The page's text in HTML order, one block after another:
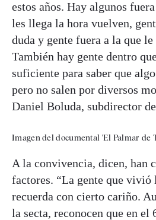
estos años. Hay algunos
les llega la hora vuelven,
duda y gente fuera a la que
También hay gente dentro
suficiente para saber que
pero no salen por diversos
Daniel Boluda, subdirector
Imagen del documental 'El Palmar de
A la convivencia, dicen, han
factores. “La gente que vivió
recuerda con cierto cariño.
la secta, reconocen que en el